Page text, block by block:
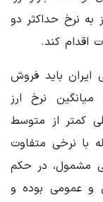
نرخ حداکثر دو
باید فروش
نرخ ارز
کمتر از متوسط
با نرخی متفاوت
مشمول، در حکم
و عمومی ‌بوده و